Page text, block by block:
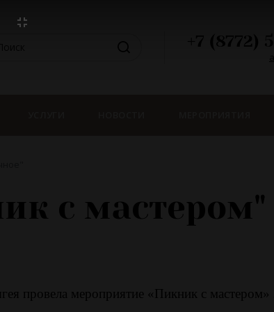
с мастером"
провела мероприятие «Пикник с мастером»